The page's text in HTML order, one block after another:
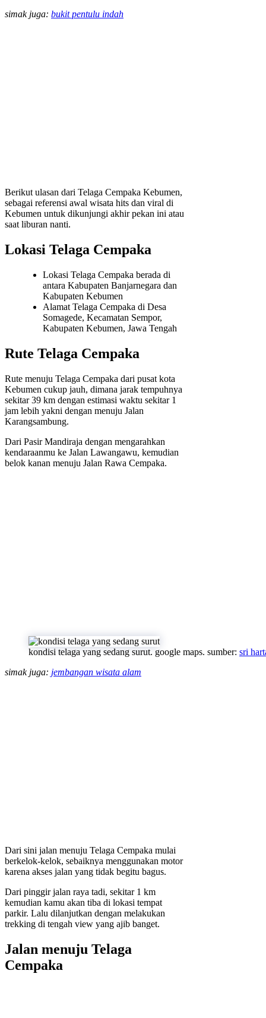
simak juga: bukit pentulu indah
Berikut ulasan dari Telaga Cempaka Kebumen,
sebagai referensi awal wisata hits dan viral di
Kebumen untuk dikunjungi akhir pekan ini atau
saat liburan nanti.
Lokasi Telaga Cempaka
Lokasi Telaga Cempaka berada di
antara Kabupaten Banjarnegara dan
Kabupaten Kebumen
Alamat Telaga Cempaka di Desa
Somagede, Kecamatan Sempor,
Kabupaten Kebumen, Jawa Tengah
Rute Telaga Cempaka
Rute menuju Telaga Cempaka dari pusat kota
Kebumen cukup jauh, dimana jarak tempuhnya
sekitar 39 km dengan estimasi waktu sekitar 1
jam lebih yakni dengan menuju Jalan
Karangsambung.
Dari Pasir Mandiraja dengan mengarahkan
kendaraanmu ke Jalan Lawangawu, kemudian
belok kanan menuju Jalan Rawa Cempaka.
kondisi telaga yang sedang surut. google maps. sumber: sri
simak juga: jembangan wisata alam
Dari sini jalan menuju Telaga Cempaka mulai
berkelok-kelok, sebaiknya menggunakan motor
karena akses jalan yang tidak begitu bagus.
Dari pinggir jalan raya tadi, sekitar 1 km
kemudian kamu akan tiba di lokasi tempat
parkir. Lalu dilanjutkan dengan melakukan
trekking di tengah view yang ajib banget.
Jalan menuju Telaga
Cempaka